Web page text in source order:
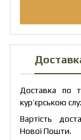
Доставка по
кур’єрською
Вартість
Нової Пошти.